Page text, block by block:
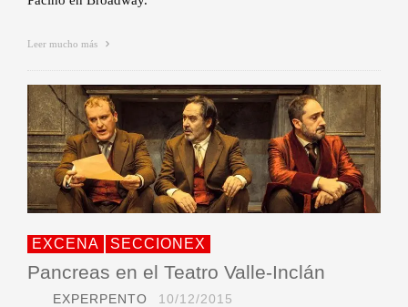
Leer mucho más
EXCENA SECCIONEX
Pancreas en el Teatro Valle-Inclán
EXPERPENTO 10/12/2015